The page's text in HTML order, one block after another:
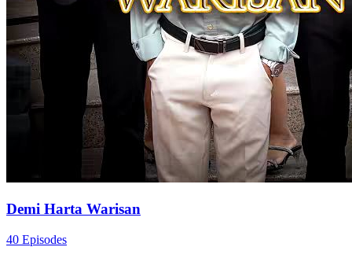
Demi Harta Warisan
40 Episodes